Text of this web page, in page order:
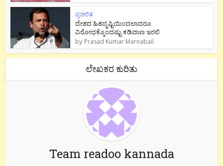
ಪ್ರಚಲಿತ
ದೇಶದ ಹಿತದೃಷ್ಟಿಯಿಂದಲಾದರೂ
ವಿರೋಧಕ್ಕೊಂದಷ್ಟು ಕಡಿವಾಣ ಇರಲಿ
by Prasad Kumar Marnabail
ಲೇಖಕರ ಕುರಿತು
Team readoo kannada